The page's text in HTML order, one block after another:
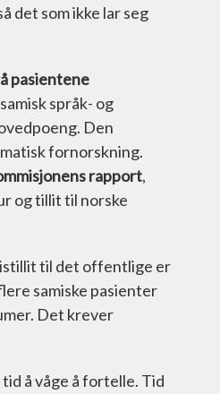
det som ikke lar seg
pasientene
språk- og
Den
fornorskning.
rapport,
og tillit til norske
til det offentlige er
samiske pasienter
Det krever
å våge å fortelle. Tid